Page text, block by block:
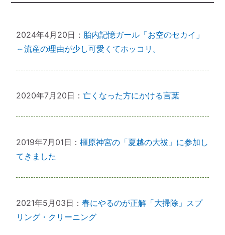
2024年4月20日： 胎内記憶ガール「お空のセカイ」
～流産の理由が少し可愛くてホッコリ。
2020年7月20日：亡くなった方にかける言葉
2019年7月01日：橿原神宮の「夏越の大祓」に参加し
てきました
2021年5月03日：春にやるのが正解「大掃除」スプ
リング・クリーニング